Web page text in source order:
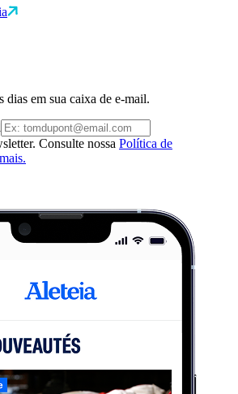
dias em sua caixa de e-mail.
Consulte nossa Política de